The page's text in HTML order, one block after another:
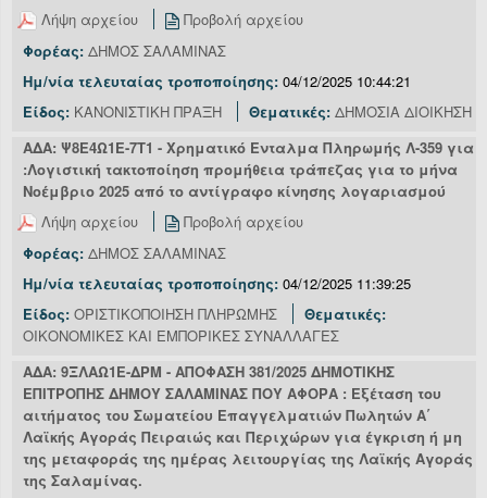
Λήψη αρχείου
Προβολή αρχείου
Φορέας: ΔΗΜΟΣ ΣΑΛΑΜΙΝΑΣ
Ημ/νία τελευταίας τροποποίησης: 04/12/2025 10:44:21
Είδος: ΚΑΝΟΝΙΣΤΙΚΗ ΠΡΑΞΗ Θεματικές: ΔΗΜΟΣΙΑ ΔΙΟΙΚΗΣΗ
ΑΔΑ: Ψ8Ε4Ω1Ε-7Τ1 - Χρηματικό Ενταλμα Πληρωμής Λ-359 για
:Λογιστική τακτοποίηση προμήθεια τράπεζας για το μήνα
Νοέμβριο 2025 από το αντίγραφο κίνησης λογαριασμού
Λήψη αρχείου
Προβολή αρχείου
Φορέας: ΔΗΜΟΣ ΣΑΛΑΜΙΝΑΣ
Ημ/νία τελευταίας τροποποίησης: 04/12/2025 11:39:25
Είδος: ΟΡΙΣΤΙΚΟΠΟΙΗΣΗ ΠΛΗΡΩΜΗΣ
Θεματικές:
ΟΙΚΟΝΟΜΙΚΕΣ ΚΑΙ ΕΜΠΟΡΙΚΕΣ ΣΥΝΑΛΛΑΓΕΣ
ΑΔΑ: 9ΞΛΑΩ1Ε-ΔΡΜ - ΑΠΟΦΑΣΗ 381/2025 ΔΗΜΟΤΙΚΗΣ
ΕΠΙΤΡΟΠΗΣ ΔΗΜΟΥ ΣΑΛΑΜΙΝΑΣ ΠΟΥ ΑΦΟΡΑ : Εξέταση του
αιτήματος του Σωματείου Επαγγελματιών Πωλητών Α΄
Λαϊκής Αγοράς Πειραιώς και Περιχώρων για έγκριση ή μη
της μεταφοράς της ημέρας λειτουργίας της Λαϊκής Αγοράς
της Σαλαμίνας.